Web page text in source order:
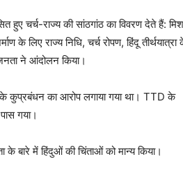
चर्च-राज्य की सांठगांठ का विवरण देते हैं:
के लिए राज्य निधि, चर्च रोपण, हिंदू
ने आंदोलन किया।
के कुप्रबंधन का आरोप लगाया गया था। TTD के
गया।
बारे में हिंदुओं की चिंताओं को मान्य किया।